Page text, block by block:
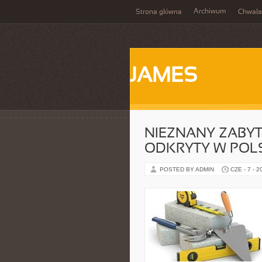
Strona główna Archiwum Chwała
JAMES
NIEZNANY
ODKRYTY W
POSTED BY ADMIN CZE - 7 -